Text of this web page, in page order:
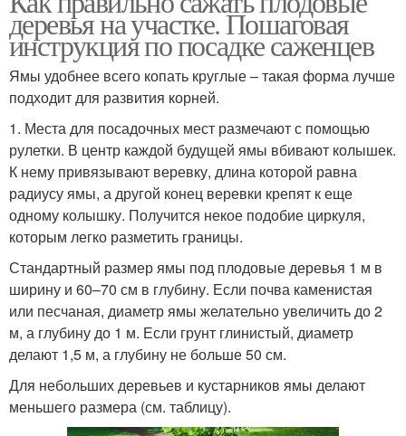
деревья на участке. Пошаговая
инструкция по посадке саженцев
Ямы удобнее всего копать круглые – такая форма лучше
подходит для развития корней.
1. Места для посадочных мест размечают с помощью
рулетки. В центр каждой будущей ямы вбивают колышек.
К нему привязывают веревку, длина которой равна
радиусу ямы, а другой конец веревки крепят к еще
одному колышку. Получится некое подобие циркуля,
которым легко разметить границы.
Стандартный размер ямы под плодовые деревья 1 м в
ширину и 60–70 см в глубину. Если почва каменистая
или песчаная, диаметр ямы желательно увеличить до 2
м, а глубину до 1 м. Если грунт глинистый, диаметр
делают 1,5 м, а глубину не больше 50 см.
Для небольших деревьев и кустарников ямы делают
меньшего размера (см. таблицу).